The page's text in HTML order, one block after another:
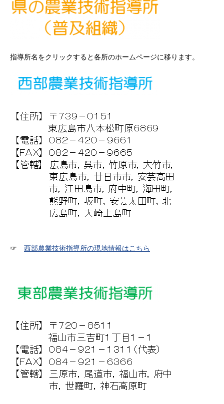
指導所名をクリックすると各所のホームページに移ります。
☞ 西部農業技術指導所の現地情報はこちら